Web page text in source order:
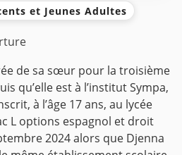
et Jeunes Adultes
de sa sœur pour la troisième
qu’elle est à l’institut Sympa,
à l’âge 17 ans, au lycée
L options espagnol et droit
2024 alors que Djenna